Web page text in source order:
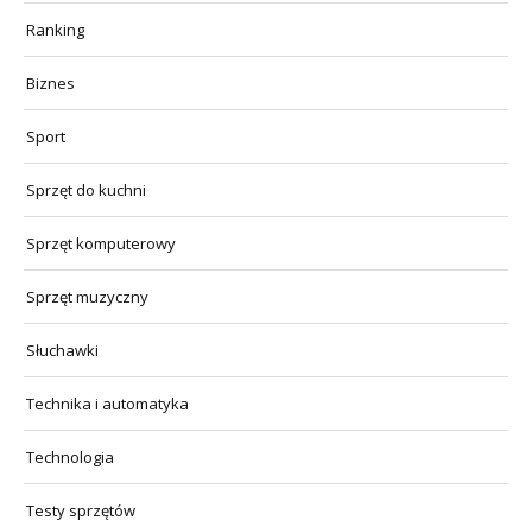
Ranking
Biznes
Sport
Sprzęt do kuchni
Sprzęt komputerowy
Sprzęt muzyczny
Słuchawki
Technika i automatyka
Technologia
Testy sprzętów